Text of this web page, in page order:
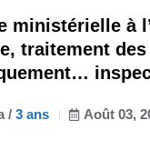
ministérielle à
traitement des
/ 3 ans Août 03,